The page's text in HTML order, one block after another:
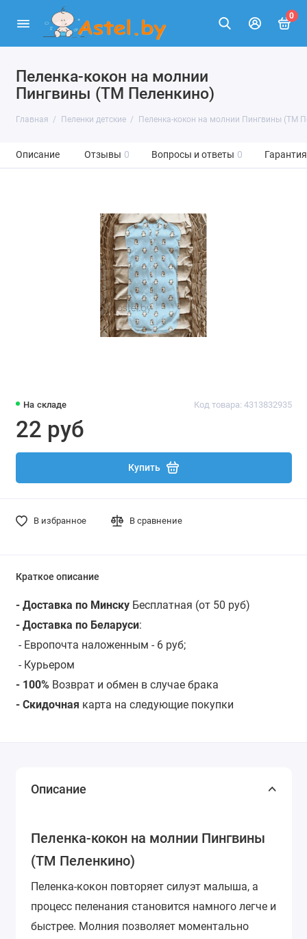
0
Пеленка-кокон на молнии
Пингвины (ТМ Пеленкино)
Главная Пеленки детские Пеленка-кокон на молнии Пингвины (ТМ
Описание Отзывы 0 Вопросы и ответы 0 Гарантия
На складе Код товара: 4313832935
22 руб
Купить
В избранное В сравнение
Краткое описание
- Доставка по МинскуБесплатная (от 50 руб)
- Доставка по Беларуси:
- Европочта наложенным - 6 руб;
- Курьером
- 100% Возврат и обмен в случае брака
- Скидочная карта на следующие покупки
Описание
Пеленка-кокон на молнии Пингвины
(ТМ Пеленкино)
Пеленка-кокон повторяет силуэт малыша, а
процесс пеленания становится намного легче и
быстрее. Молния позволяет моментально